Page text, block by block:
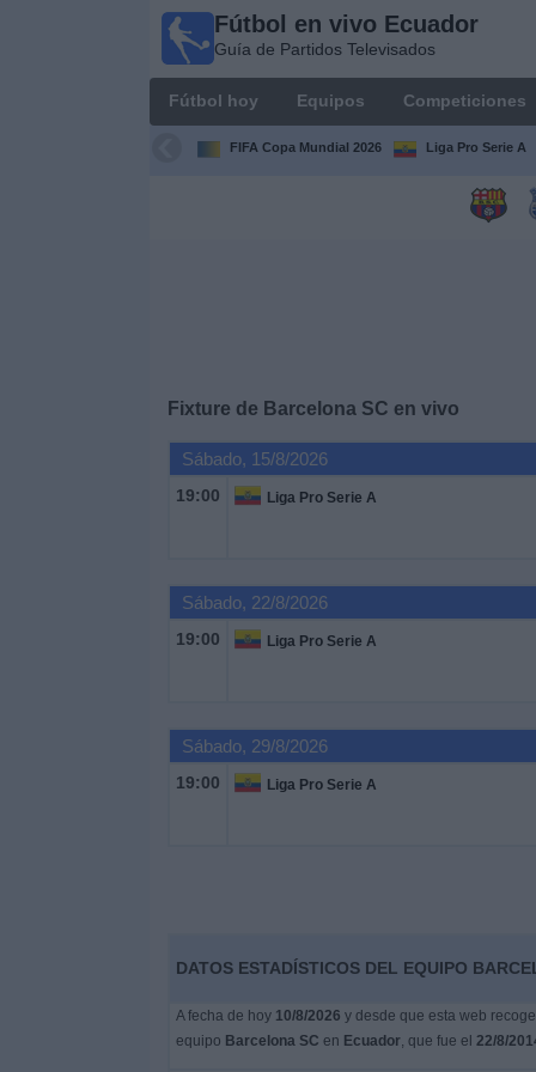
Fútbol en vivo Ecuador
Guía de Partidos Televisados
Fútbol hoy Equipos Competiciones
FIFA Copa Mundial 2026 Liga Pro Serie A
Fixture de Barcelona SC en vivo
Sábado, 15/8/2026
19:00 Liga Pro Serie A
Sábado, 22/8/2026
19:00 Liga Pro Serie A
Sábado, 29/8/2026
19:00 Liga Pro Serie A
DATOS ESTADÍSTICOS DEL EQUIPO
A fecha de hoy 10/8/2026 y desde que esta web
equipo Barcelona SC en Ecuador, que fue el 22/8/
Ecuador